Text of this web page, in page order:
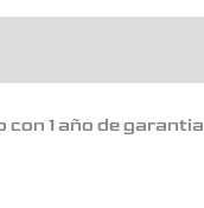
1 año de garantia